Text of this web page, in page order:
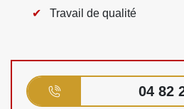
Travail de qualité
04 82